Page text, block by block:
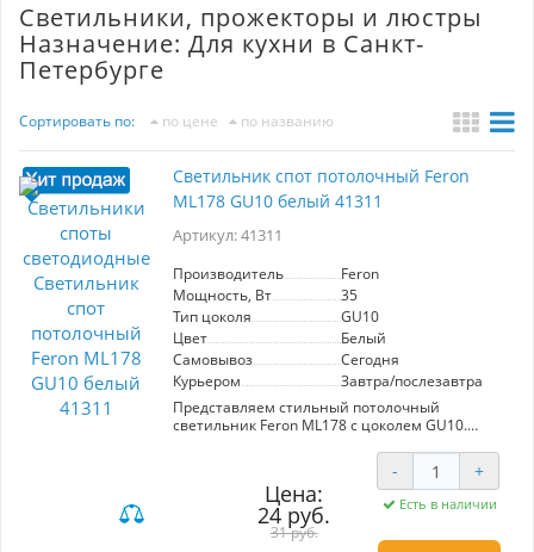
Светильники, прожекторы и люстры
Назначение: Для кухни в Санкт-
Петербурге
Сортировать по: по цене по названию
Светильник спот потолочный Feron
ML178 GU10 белый 41311
Артикул: 41311
Производитель
Feron
Мощность, Вт
35
Тип цоколя
GU10
Цвет
Белый
Самовывоз
Сегодня
Курьером
Завтра/послезавтра
Представляем стильный потолочный
светильник Feron ML178 с цоколем GU10.
светильник идеально вписывается в любой
современный интерьер. С мощностью лампы
35 Вт и напряжением питания 220V, ML178
гарантирует яркое и эффективное освещение.
Крепкий металлический корпус размером
Цена:
24 руб.
31 руб.
- +
Есть в наличии